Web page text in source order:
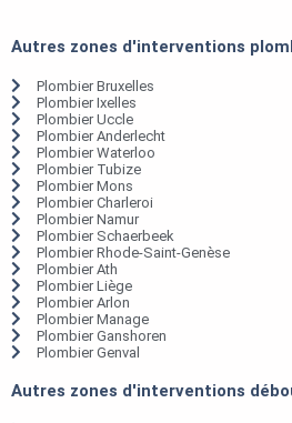
Autres zones d'interventions
Plombier Bruxelles
Plombier Ixelles
Plombier Uccle
Plombier Anderlecht
Plombier Waterloo
Plombier Tubize
Plombier Mons
Plombier Charleroi
Plombier Namur
Plombier Schaerbeek
Plombier Rhode-Saint-Genèse
Plombier Ath
Plombier Liège
Plombier Arlon
Plombier Manage
Plombier Ganshoren
Plombier Genval
Autres zones d'interventions